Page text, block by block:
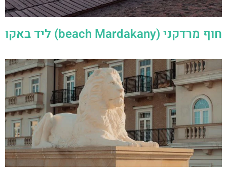
חוף מרדקני (beach Mardakany) ליד באקו